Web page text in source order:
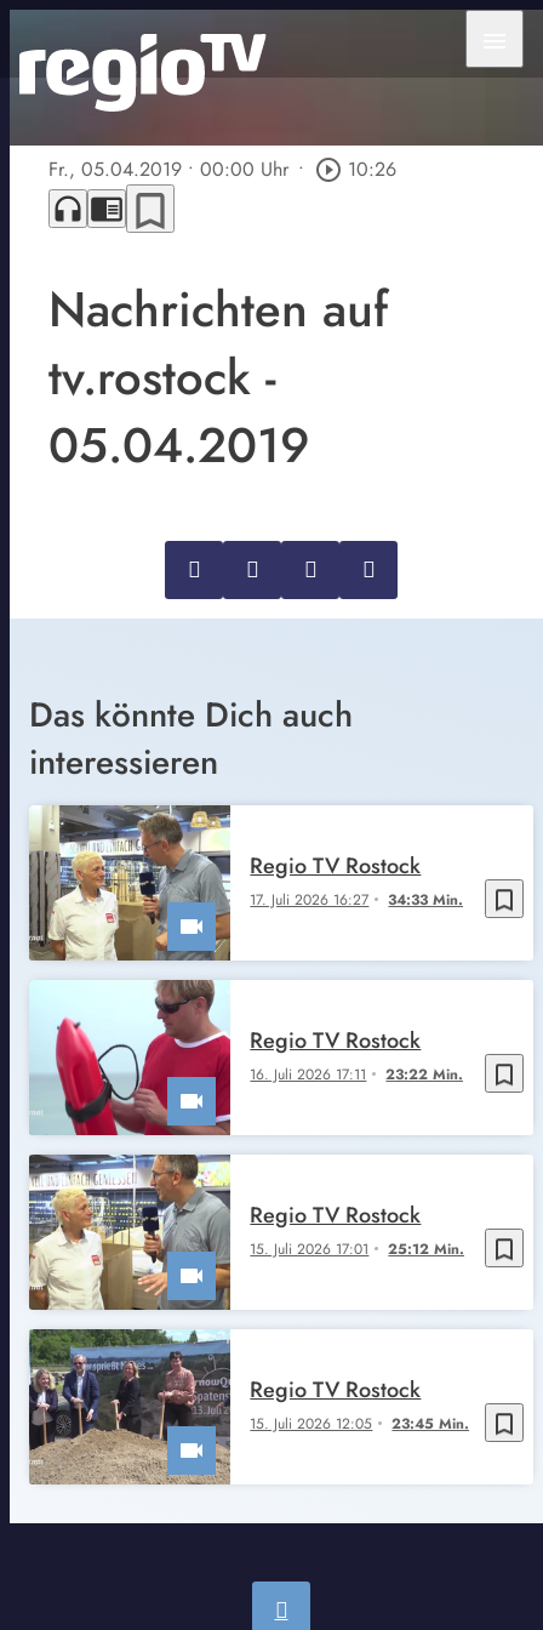
Fr., 05.04.2019 • 00:00 Uhr • play_circle_outline 10:26
headphones chrome_reader_mode bookmark_border
Nachrichten auf
tv.rostock -
05.04.2019
Das könnte Dich auch
interessieren
bookmark_border
17. Juli 2026 16:27 34:33 Min.
Regio TV Rostock
bookmark_border
16. Juli 2026 17:11 23:22 Min.
Regio TV Rostock
bookmark_border
15. Juli 2026 17:01 25:12 Min.
Regio TV Rostock
bookmark_border
15. Juli 2026 12:05 23:45 Min.
Regio TV Rostock